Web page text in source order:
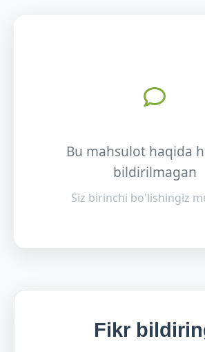
Bu mahsulot haqida
bildirilmagan
Siz birinchi bo'lishingiz
Fikr